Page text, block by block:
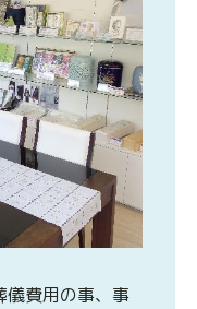
儀費用の事、事